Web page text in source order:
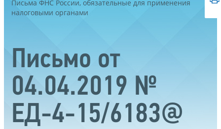
Письма ФНС России, обязательные для применения
налоговыми органами
Письмо от
04.04.2019 №
ЕД-4-15/6183@